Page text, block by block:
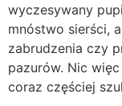
wyczesywany
mnóstwo sierści,
zabrudzenia czy
pazurów. Nic
coraz częściej